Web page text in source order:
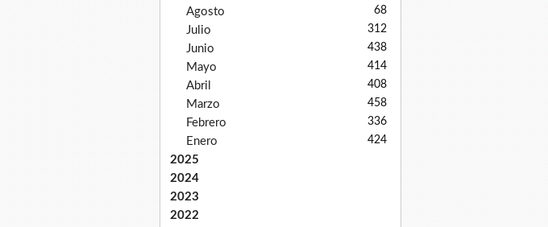
Agosto
68
Julio 312
Junio 438
Mayo 414
Abril 408
Marzo 458
Febrero 336
Enero 424
2025
2024
2023
2022